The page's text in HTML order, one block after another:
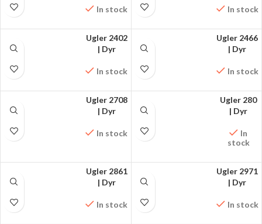
In stock In stock
FÅ MØNSTRET PÅ
Ugler 2402
| Dyr
In stock
FÅ MØNSTRET PÅ
Ugler 2466
| Dyr
In stock
FÅ MØNSTRET PÅ
Ugler 2708
| Dyr
In stock
FÅ MØNSTRET PÅ
Ugler 280
| Dyr
In
stock
FÅ MØNSTRET PÅ
Ugler 2861
| Dyr
In stock
FÅ MØNSTRET PÅ
Ugler 2971
| Dyr
In stock